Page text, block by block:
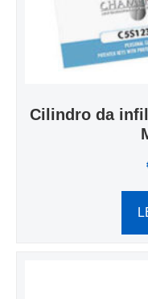
Cilindro da